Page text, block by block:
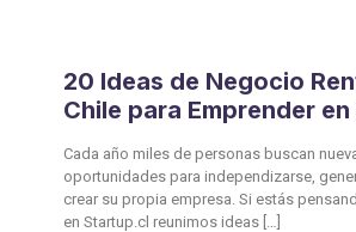
20 Ideas de Negocio
Chile para Emprender
Cada año miles de personas buscan
oportunidades para independizarse,
crear su propia empresa. Si estás
en Startup.cl reunimos ideas […]